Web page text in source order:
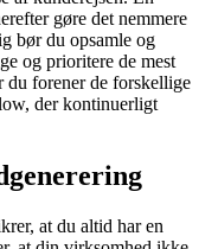
gøre det nemmere
bør du opsamle og
og prioritere de mest
du forener de forskellige
der kontinuerligt
at du altid har en